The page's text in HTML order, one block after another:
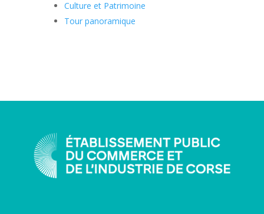
Culture et Patrimoine
Tour panoramique